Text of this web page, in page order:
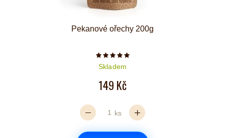
Pekanové ořechy 200g
Počet hvězdiček je 5 z 5
Skladem
149 Kč
ks